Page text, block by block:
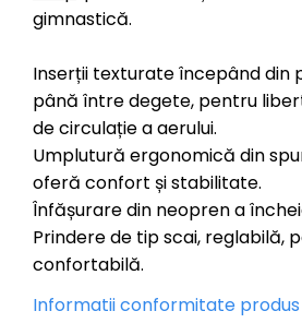
gimnastică.
Inserții texturate începând din
până între degete, pentru
de circulație a aerului.
Umplutură ergonomică din
oferă confort și stabilitate.
Înfășurare din neopren a
Prindere de tip scai, reglabilă,
confortabilă.
Informatii conformitate produs